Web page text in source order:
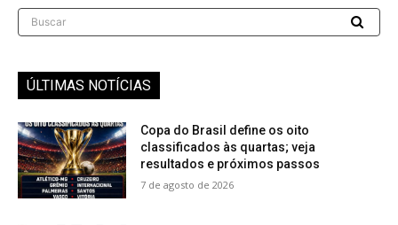
Buscar
ÚLTIMAS NOTÍCIAS
Copa do Brasil define os oito
classificados às quartas; veja
resultados e próximos passos
7 de agosto de 2026